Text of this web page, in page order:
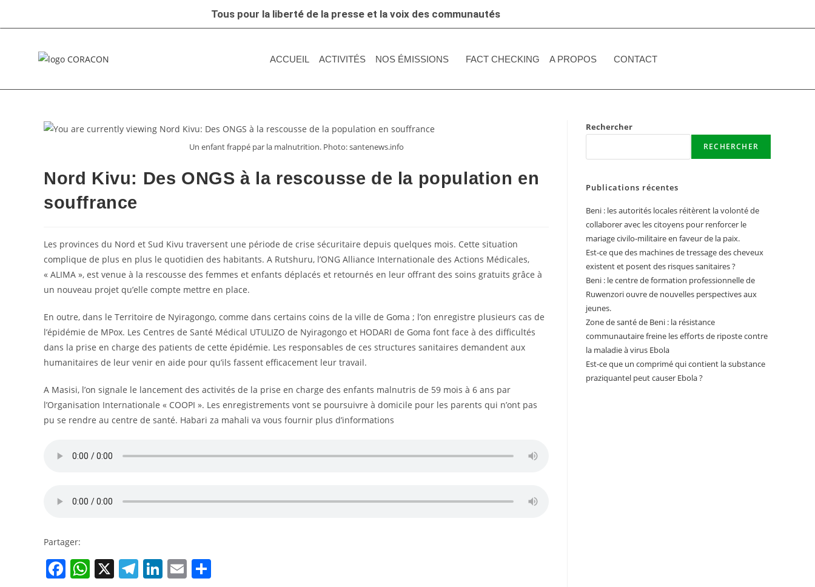
Tous pour la liberté de la presse et la voix des communautés
ACCUEIL ACTIVITÉS NOS ÉMISSIONS FACT CHECKING A PROPOS CONTACT
Un enfant frappé par la malnutrition. Photo: santenews.info
Nord Kivu: Des ONGS à la rescousse de la population en
souffrance
Les provinces du Nord et Sud Kivu traversent une période de crise sécuritaire depuis quelques mois. Cette situation
complique de plus en plus le quotidien des habitants. A Rutshuru, l’ONG Alliance Internationale des Actions Médicales,
« ALIMA », est venue à la rescousse des femmes et enfants déplacés et retournés en leur offrant des soins gratuits grâce à
un nouveau projet qu’elle compte mettre en place.
En outre, dans le Territoire de Nyiragongo, comme dans certains coins de la ville de Goma ; l’on enregistre plusieurs cas de
l’épidémie de MPox. Les Centres de Santé Médical UTULIZO de Nyiragongo et HODARI de Goma font face à des difficultés
dans la prise en charge des patients de cette épidémie. Les responsables de ces structures sanitaires demandent aux
humanitaires de leur venir en aide pour qu’ils fassent efficacement leur travail.
A Masisi, l’on signale le lancement des activités de la prise en charge des enfants malnutris de 59 mois à 6 ans par
l’Organisation Internationale « COOPI ». Les enregistrements vont se poursuivre à domicile pour les parents qui n’ont pas
pu se rendre au centre de santé. Habari za mahali va vous fournir plus d’informations
Partager:
F W X T Li E
Rechercher
RECHERCHER
Publications récentes
Beni : les autorités locales réitèrent la volonté de
collaborer avec les citoyens pour renforcer le
mariage civilo-militaire en faveur de la paix.
Est-ce que des machines de tressage des cheveux
existent et posent des risques sanitaires ?
Beni : le centre de formation professionnelle de
Ruwenzori ouvre de nouvelles perspectives aux
jeunes.
Zone de santé de Beni : la résistance
communautaire freine les efforts de riposte contre
la maladie à virus Ebola
Est-ce que un comprimé qui contient la substance
praziquantel peut causer Ebola ?